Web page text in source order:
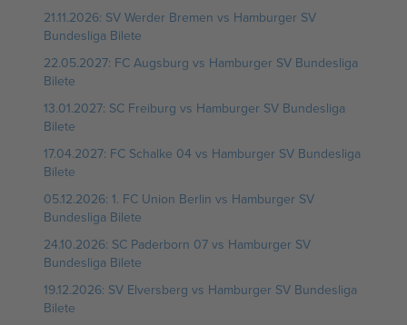
21.11.2026: SV Werder Bremen vs Hamburger SV
Bundesliga Bilete
22.05.2027: FC Augsburg vs Hamburger SV Bundesliga
Bilete
13.01.2027: SC Freiburg vs Hamburger SV Bundesliga
Bilete
17.04.2027: FC Schalke 04 vs Hamburger SV Bundesliga
Bilete
05.12.2026: 1. FC Union Berlin vs Hamburger SV
Bundesliga Bilete
24.10.2026: SC Paderborn 07 vs Hamburger SV
Bundesliga Bilete
19.12.2026: SV Elversberg vs Hamburger SV Bundesliga
Bilete